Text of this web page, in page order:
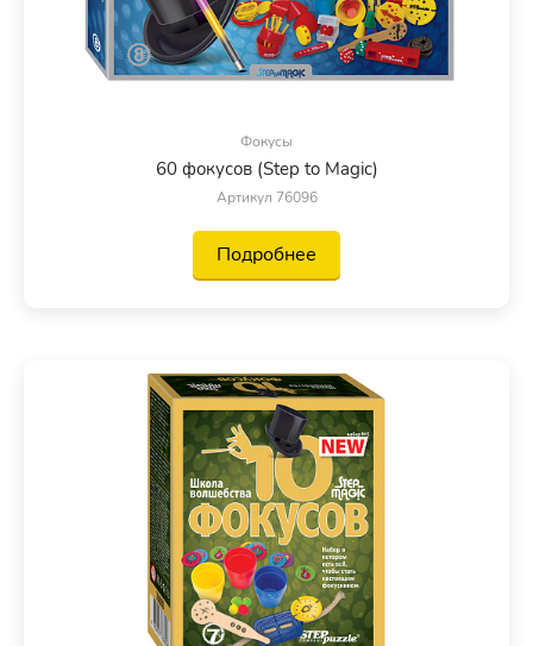
Фокусы
60 фокусов (Step to Magic)
Артикул 76096
Подробнее